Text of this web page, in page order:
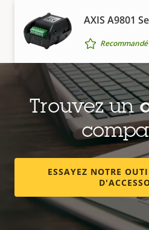
AXIS A9801
Outils et
AXIS TI8904
Une
AFFICHER LES
Trouvez un
ESSAYEZ NOTRE